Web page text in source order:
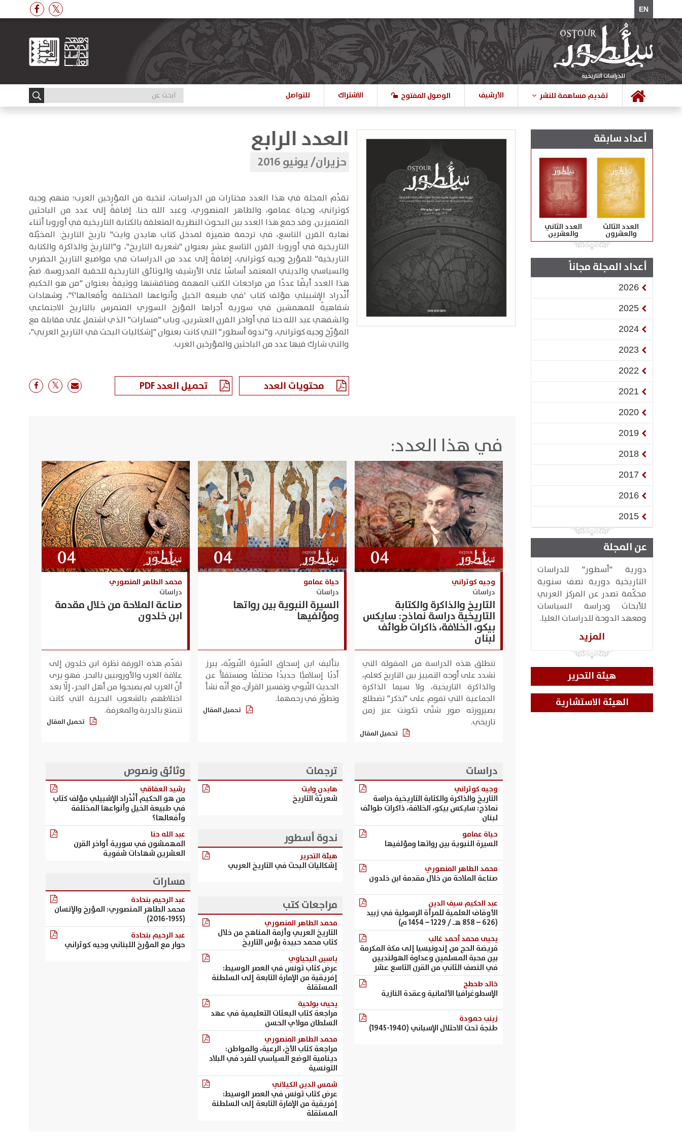
EN
للدراسات التاريخية
تقديم مساهمة للنشر الأرشيف الوصول المفتوح الاشتراك للتواصل
العدد الرابع
حزيران/ يونيو 2016
تقدّم المجلة في هذا العدد مختارات من الدراسات، لنخبة من المؤرخين العرب؛ منهم وجيه
كوثراني، وحياة عمامو، والطاهر المنصوري، وعبد الله حنا. إضافةً إلى عدد من الباحثين
المتميزين. وقد جمع هذا العدد بين البحوث النظرية المتعلقة بالكتابة التاريخية في أوروبا أثناء
نهاية القرن التاسع، في ترجمة متميزة لمدخل كتاب هايدن وايت" تاريخ التاريخ: المخيّلة
التاريخية في أوروبا: القرن التاسع عشر بعنوان "شعرية التاريخ"، و"التاريخ والذاكرة والكتابة
التاريخية" للمؤرخ وجيه كوثراني، إضافةً إلى عدد من الدراسات في مواضيع التاريخ الحضري
والسياسي والديني المعتمد أساسًا على الأرشيف والوثائق التاريخية للحقبة المدروسة. ضمّ
هذا العدد أيضًا عددًا من مراجعات الكتب المهمة ومناقشتها ووثيقةً بعنوان "من هو الحكيم
أَنْدراد الإشبيلي مؤلف كتاب 'في طبيعة الخيل وأنواعها المختلفة وأفعالها'؟"، وشهادات
شفاهيةً للمهمشين في سورية أجراها المؤرخ السوري المتمرس بالتاريخ الاجتماعي
والشفهي عبد الله حنا في أواخر القرن العشرين، وباب "مسارات" الذي اشتمل على مقابلة مع
المؤرّخ وجيه كوثراني، و"ندوة أسطور" التي كانت بعنوان "إشكاليات البحث في التاريخ العربي"،
والتي شارك فيها عدد من الباحثين والمؤرخين العرب.
محتويات العدد تحميل العدد PDF
في هذا العدد:
وجيه كوثراني
دراسات
التاريخ والذاكرة والكتابة
التاريخية دراسة نماذج: سايكس
بيكو، الخلافة، ذاكرات طوائف
لبنان
​تنطلق هذه الدراسة من المقولة التي
تشدد على أوجه التمييز بين التاريخ كعلم،
والذاكرة التاريخية، ولا سيما الذاكرة
الجماعية التي تقوم على "تذكر" تضطلع
بصيرورته صور شتّى تكونت عبر زمن
تاريخي.
تحميل المقال
حياة عمامو
دراسات
السيرة النبوية بين رواتها
ومؤلفيها
بتأليف ابن إسحاق السّيرة النّبويّة، يبرز
أدبًا إسلاميًّا جديدًا مختلفًا ومستقلاًّ عن
الحديث النّبوي وتفسير القرآن، مع أنّه نشأ
وتطوّر في رحمهما.
تحميل المقال
محمد الطاهر المنصوري
دراسات
صناعة الملاحة من خلال مقدمة
ابن خلدون
​تقدّم هذه الورقة نظرة ابن خلدون إلى
علاقة العرب والأوروبيين بالبحر. فهو يرى
أنّ العرب لم يصبحوا من أهل البحر، إلّا بعد
اختلاطهم بالشعوب البحرية التي كانت
تتمتع بالدربة والمعرفة.
تحميل المقال
دراسات
وجيه كوثراني
التاريخ والذاكرة والكتابة التاريخية دراسة
نماذج: سايكس بيكو، الخلافة، ذاكرات طوائف
لبنان
حياة عمامو
السيرة النبوية بين رواتها ومؤلفيها
محمد الطاهر المنصوري
صناعة الملاحة من خلال مقدمة ابن خلدون
عبد الحكيم سيف الدين
الأوقاف العلمية للمرأة الرسولية في زبيد
(626 – 858 هـ / 1229 – 1454 م)
يحيى محمد أحمد غالب
فريضة الحج من إندونيسيا إلى مكة المكرمة
بين محبة المسلمين وعداوة الهولنديين
في النصف الثاني من القرن التاسع عشر
خالد طحطح
الإسطوغرافيا الألمانية وعقدة النازية
زينب حمودة
طنجة تحت الاحتلال الإسباني (1940-1945)
ترجمات
هايدن وايت
شعريّةُ التاريخ
وثائق ونصوص
رشيد العفاقي
من هو الحكيم أَنْدْراد الإشبيلي مؤلف كتاب
في طبيعة الخيل وأنواعها المختلفة
وأفعالها؟
عبد الله حنا
المهمشون في سورية أواخر القرن
العشرين شهادات شفوية
ندوة أسطور
​هيئة التحرير
إشكاليات البحث في التاريخ العربي
مسارات
عبد الرحيم بنحادة
محمد الطاهر المنصوري: المؤرخ والإنسان
(1955-2016)
عبد الرحيم بنحادة
حوار مع المؤرخ اللبناني وجيه كوثراني
مراجعات كتب
محمد الطاهر المنصوري
التاريخ العربي وأزمة المناهج من خلال
كتاب محمد حبيدة بؤس التاريخ
ياسين اليحياوي
عرض كتاب تونس في العصر الوسيط:
إفريقية من الإمارة التابعة إلى السلطنة
المستقلة
يحيى بولحية
مراجعة كتاب البعثات التعليمية في عهد
السلطان مولاي الحسن
محمد الطاهر المنصوري
مراجعة كتاب الأخ، الرعية، والمواطن:
دينامية الوضع السياسي للفرد في البلاد
التونسية
شمس الدين الكيلاني
عرض كتاب تونس في العصر الوسيط:
إفريقية من الإمارة التابعة إلى السلطنة
المستقلة
أعداد سابقة
العدد الثالث
والعشرون
العدد الثاني
والعشرين
أعداد المجلة مجاناً
2026
2025
2024
2023
2022
2021
2020
2019
2018
2017
2016
2015
عن المجلة
دورية "أسطور" للدراسات
التاريخية دورية نصف سنوية
محكّمة تصدر عن المركز العربي
للأبحاث ودراسة السياسات
ومعهد الدوحة للدراسات العليا.
المزيد
هيئة التحرير
الهيئة الاستشارية